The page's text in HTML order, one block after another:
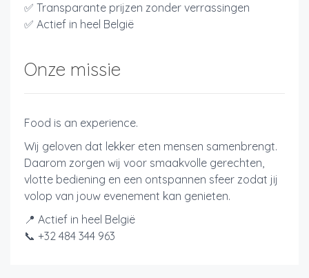
✅ Transparante prijzen zonder verrassingen
✅ Actief in heel België
Onze missie
Food is an experience.
Wij geloven dat lekker eten mensen samenbrengt.
Daarom zorgen wij voor smaakvolle gerechten,
vlotte bediening en een ontspannen sfeer zodat jij
volop van jouw evenement kan genieten.
📍 Actief in heel België
📞 +32 484 344 963